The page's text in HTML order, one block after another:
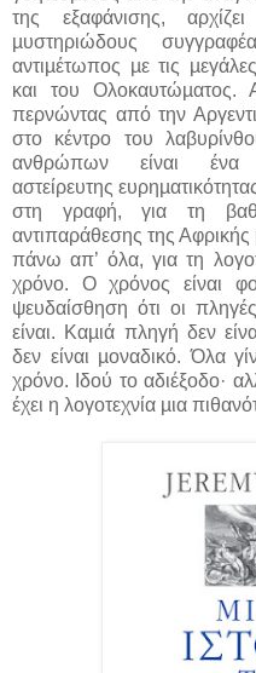
της εξαφάνισης,
µυστηριώδους
αντιµέτωπος µε τις
και του Ολοκαυτώµατος.
περνώντας από την
στο κέντρο του
ανθρώπων είναι ένα
αστείρευτης
στη γραφή, για τη
αντιπαράθεσης της
πάνω απ’ όλα, για τη
χρόνο. Ο χρόνος είναι
ψευδαίσθηση ότι οι
είναι. Καµιά πληγή δεν
δεν είναι µοναδικό. Όλα
χρόνο. Ιδού το αδιέξοδο·
έχει η λογοτεχνία µια